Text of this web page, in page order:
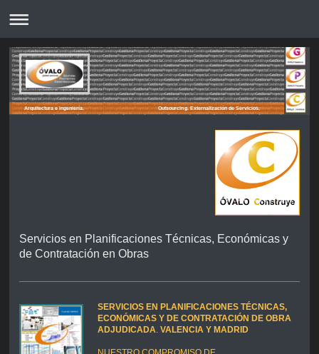
Arquitectura e ingeniería. Outsourcing. Externalización de Servicios.
Servicios en Planificaciones Técnicas, Económicas y
de Contratación en Obras
SERVICIOS EN PLANIFICACIONES TÉCNICAS,
ECONÓMICAS Y DE CONTRATACIÓN DE OBRA
ADJUDICADA VALENCIA Y MADRID